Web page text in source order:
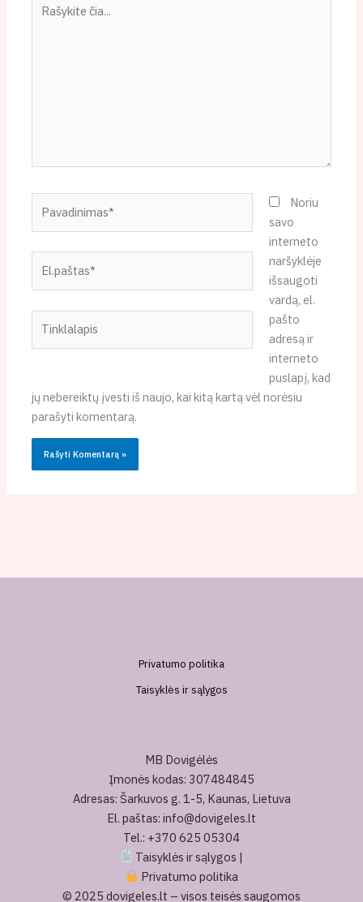
čia...
Noriu
savo
interneto
naršyklėje
išsaugoti
vardą, el.
pašto
adresą ir
interneto
puslapį, kad
jų nebereiktų įvesti iš naujo, kai kitą kartą vėl norėsiu
parašyti komentarą.
Privatumo politika
Taisyklės ir sąlygos
MB Dovigėlės
Įmonės kodas: 307484845
Adresas: Šarkuvos g. 1-5, Kaunas, Lietuva
El. paštas: info@dovigeles.lt
Tel.: +370 625 05304
Taisyklės ir sąlygos |
Privatumo politika
© 2025 dovigeles.lt – visos teisės saugomos